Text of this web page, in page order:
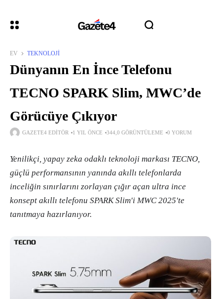
EV TEKNOLOJI
Dünyanın En İnce Telefonu
TECNO SPARK Slim, MWC’de
Görücüye Çıkıyor
GAZETE4 EDITÖR 1 YIL ÖNCE 344,0 GÖRÜNTÜLEME 0 YORUM
Yenilikçi, yapay zeka odaklı teknoloji markası TECNO,
güçlü performansının yanında akıllı telefonlarda
inceliğin sınırlarını zorlayan çığır açan ultra ince
konsept akıllı telefonu SPARK Slim'i MWC 2025'te
tanıtmaya hazırlanıyor.